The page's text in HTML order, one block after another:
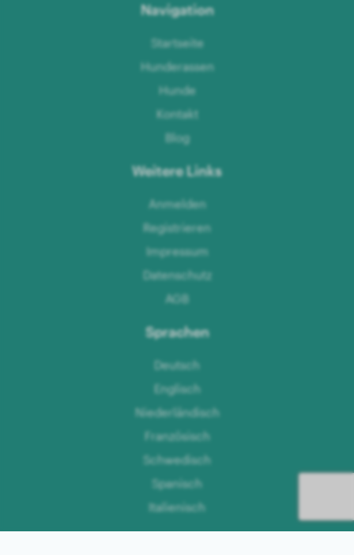
Navigation
Startseite
Hunderassen
Hunde
Kontakt
Blog
Weitere Links
Anmelden
Registrieren
Impressum
Datenschutz
AGB
Sprachen
Deutsch
Englisch
Niederländisch
Französisch
Schwedisch
Spanisch
Italienisch